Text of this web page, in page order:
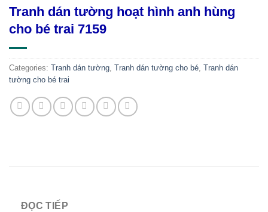
Tranh dán tường hoạt hình anh hùng
cho bé trai 7159
Categories: Tranh dán tường, Tranh dán tường cho bé, Tranh dán
tường cho bé trai
ĐỌC TIẾP